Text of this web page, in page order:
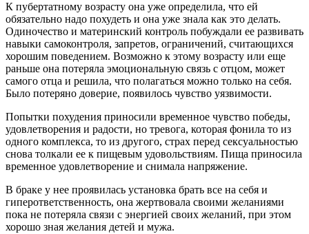
К пубертатному возрасту она уже определила, что ей
обязательно надо похудеть и она уже знала как это делать.
Одиночество и материнский контроль побуждали ее развивать
навыки самоконтроля, запретов, ограничений, считающихся
хорошим поведением. Возможно к этому возрасту или еще
раньше она потеряла эмоциональную связь с отцом, может
самого отца и решила, что полагаться можно только на себя.
Было потеряно доверие, появилось чувство уязвимости.
Попытки похудения приносили временное чувство победы,
удовлетворения и радости, но тревога, которая фонила то из
одного комплекса, то из другого, страх перед сексуальностью
снова толкали ее к пищевым удовольствиям. Пища приносила
временное удовлетворение и снимала напряжение.
В браке у нее проявилась установка брать все на себя и
гиперответственность, она жертвовала своими желаниями
пока не потеряла связи с энергией своих желаний, при этом
хорошо зная желания детей и мужа.